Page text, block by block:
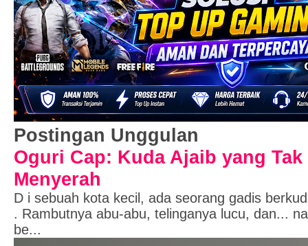
Postingan Unggulan
Oguri Cap: Kuda Ajaib yang Tak
Menyerah
D i sebuah kota kecil, ada seorang gadis
. Rambutnya abu-abu, telinganya lucu, dan...
be...